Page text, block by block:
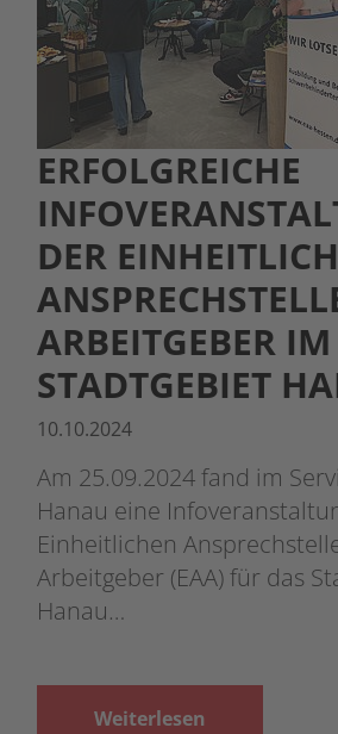
ERFOLGREICHE
DER
ARBEITGEBER IM
STADTGEBIET
10.10.2024
Am 25.09.2024 fand im
Hanau eine
Einheitlichen
Arbeitgeber (EAA) für das
Hanau…
Weiterlesen